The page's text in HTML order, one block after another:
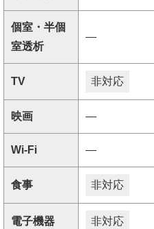
個室・半個
室透析
―
TV 非対応
映画 ―
Wi-Fi ―
食事 非対応
電子機器 非対応